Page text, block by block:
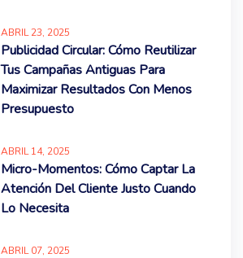
ABRIL23, 2025
Publicidad Circular: Cómo Reutilizar
Tus Campañas Antiguas Para
Maximizar Resultados Con Menos
Presupuesto
ABRIL14, 2025
Micro-Momentos: Cómo Captar La
Atención Del Cliente Justo Cuando
Lo Necesita
ABRIL07, 2025